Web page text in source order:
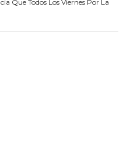
Que Todos Los Viernes Por La